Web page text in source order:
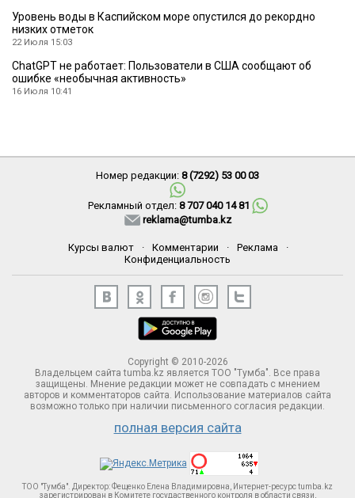
Уровень воды в Каспийском море опустился до рекордно
низких отметок
22 Июля 15:03
ChatGPT не работает: Пользователи в США сообщают об
ошибке «необычная активность»
16 Июля 10:41
Номер редакции: 8 (7292) 53 00 03
Рекламный отдел: 8 707 040 14 81
reklama@tumba.kz
Курсы валют · Комментарии · Реклама
·
Конфиденциальность
Copyright © 2010-2026
Владельцем сайта tumba.kz является ТОО "Тумба". Все права
защищены. Мнение редакции может не совпадать с мнением
авторов и комментаторов сайта. Использование материалов сайта
возможно только при наличии письменного согласия редакции.
полная версия сайта
ТОО "Тумба". Директор: Фещенко Елена Владимировна, Интернет-ресурс tumba.kz
зарегистрирован в Комитете госудаственного контроля в области связи,